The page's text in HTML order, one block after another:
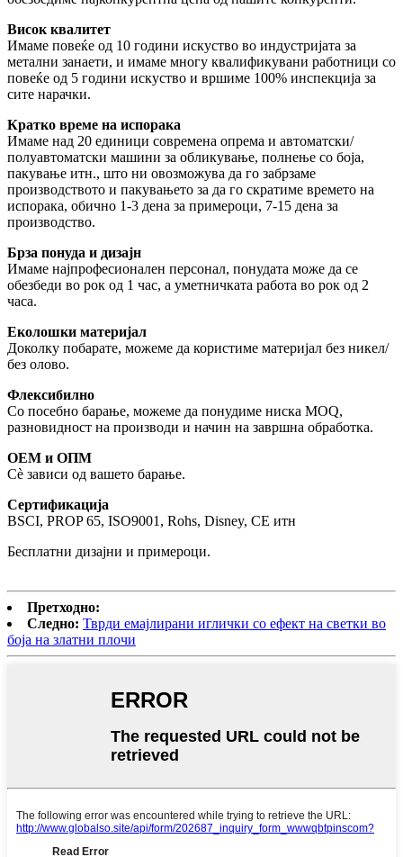
Висок квалитет
Имаме повеќе од 10 години искуство во индустријата за
метални занаети, и имаме многу квалификувани работници со
повеќе од 5 години искуство и вршиме 100% инспекција за
сите нарачки.
Кратко време на испорака
Имаме над 20 единици современа опрема и автоматски/
полуавтоматски машини за обликување, полнење со боја,
пакување итн., што ни овозможува да го забрзаме
производството и пакувањето за да го скратиме времето на
испорака, обично 1-3 дена за примероци, 7-15 дена за
производство.
Брза понуда и дизајн
Имаме најпрофесионален персонал, понудата може да се
обезбеди во рок од 1 час, а уметничката работа во рок од 2
часа.
Еколошки материјал
Доколку побарате, можеме да користиме материјал без никел/
без олово.
Флексибилно
Со посебно барање, можеме да понудиме ниска MOQ,
разновидност на производи и начин на завршна обработка.
ОЕМ и ОПМ
Сè зависи од вашето барање.
Сертификација
BSCI, PROP 65, ISO9001, Rohs, Disney, CE итн
Бесплатни дизајни и примероци.
Претходно:
Следно: Тврди емајлирани иглички со ефект на светки во
боја на златни плочи